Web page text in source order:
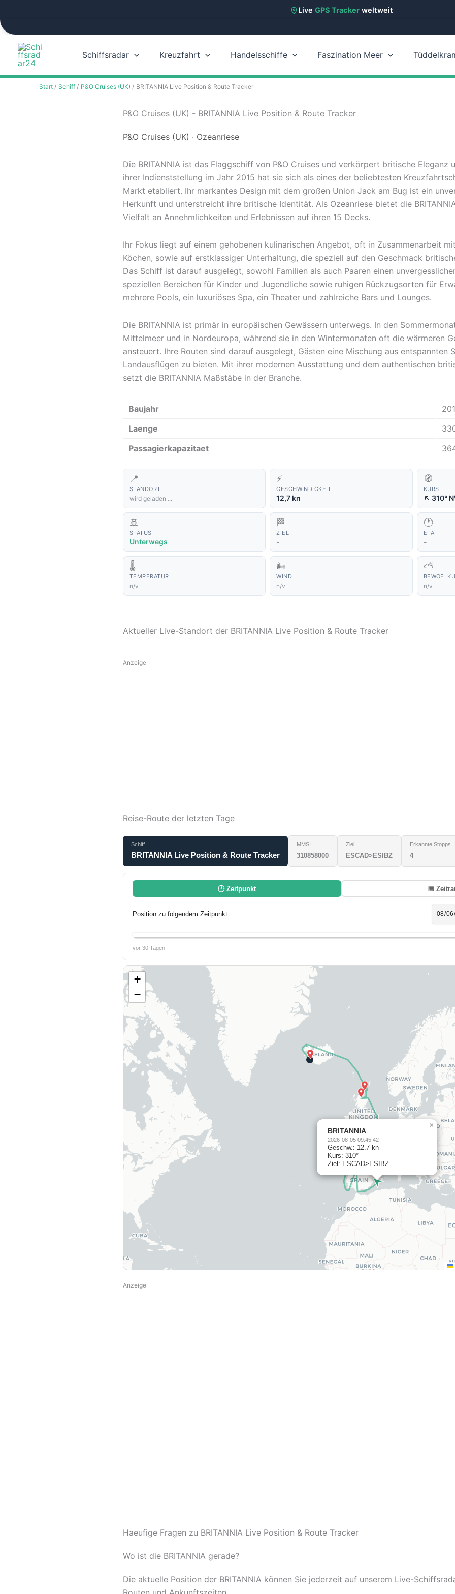
Live GPS Trackerweltweit
Zum
springen
Schiffsradar Kreuzfahrt Handelsschiffe Faszination Meer
Start Schiff P&O Cruises (UK) BRITANNIA Live Position & Route Tracker
P&O Cruises (UK) - BRITANNIA Live Position & Route Tracker
P&O Cruises (UK) · Ozeanriese
Die BRITANNIA ist das Flaggschiff von P&O Cruises und verkörpert britische Eleganz
ihrer Indienststellung im Jahr 2015 hat sie sich als eines der beliebtesten
Markt etabliert. Ihr markantes Design mit dem großen Union Jack am Bug ist ein
Herkunft und unterstreicht ihre britische Identität. Als Ozeanriese bietet die
Vielfalt an Annehmlichkeiten und Erlebnissen auf ihren 15 Decks.
Ihr Fokus liegt auf einem gehobenen kulinarischen Angebot, oft in Zusammenarbeit
Köchen, sowie auf erstklassiger Unterhaltung, die speziell auf den Geschmack
Das Schiff ist darauf ausgelegt, sowohl Familien als auch Paaren einen
speziellen Bereichen für Kinder und Jugendliche sowie ruhigen Rückzugsorten für
mehrere Pools, ein luxuriöses Spa, ein Theater und zahlreiche Bars und Lounges.
Die BRITANNIA ist primär in europäischen Gewässern unterwegs. In den
Mittelmeer und in Nordeuropa, während sie in den Wintermonaten oft die wärmeren
ansteuert. Ihre Routen sind darauf ausgelegt, Gästen eine Mischung aus entspannten
Landausflügen zu bieten. Mit ihrer modernen Ausstattung und dem authentischen
setzt die BRITANNIA Maßstäbe in der Branche.
Baujahr
Laenge
Passagierkapazitaet
📍
STANDORT
wird geladen ...
⚡
GESCHWINDIGKEIT
12,7 kn
🧭
KURS
↑ 310°
🚢
STATUS
Unterwegs
🏁
ZIEL
-
🕐
ETA
-
🌡️
TEMPERATUR
n/v
🌬️
WIND
n/v
⛅
n/v
Aktueller Live-Standort der BRITANNIA Live Position & Route Tracker
Anzeige
Reise-Route der letzten Tage
Schiff
BRITANNIA Live Position & Route Tracker
MMSI
310858000
Ziel
ESCAD>ESIBZ
Erkannte Stopps
4
🕐 Zeitpunkt 📅
Position zu folgendem Zeitpunkt
vor 30 Tagen
BRITANNIA
2026-08-05 09:45:42
Geschw.: 12.7 kn
Kurs: 310°
Ziel: ESCAD>ESIBZ
×
+
−
Anzeige
Haeufige Fragen zu BRITANNIA Live Position & Route Tracker
Wo ist die BRITANNIA gerade?
Die aktuelle Position der BRITANNIA können Sie jederzeit auf unserem Live-